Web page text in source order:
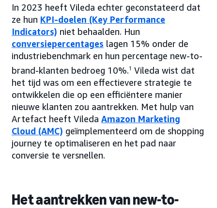
In 2023 heeft Vileda echter geconstateerd dat
ze hun KPI-doelen (Key Performance
Indicators) niet behaalden. Hun
conversiepercentages lagen 15% onder de
industriebenchmark en hun percentage new-to-
brand-klanten bedroeg 10%.1 Vileda wist dat
het tijd was om een effectievere strategie te
ontwikkelen die op een efficiëntere manier
nieuwe klanten zou aantrekken. Met hulp van
Artefact heeft Vileda Amazon Marketing
Cloud (AMC) geïmplementeerd om de shopping
journey te optimaliseren en het pad naar
conversie te versnellen.
Het aantrekken van new-to-